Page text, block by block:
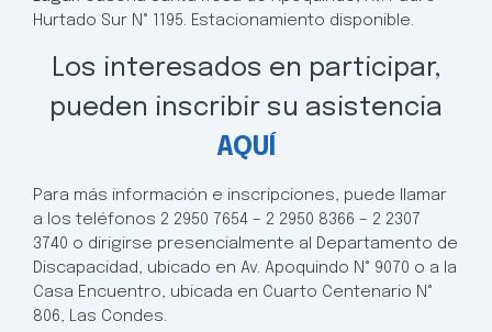
Hurtado Sur N° 1195. Estacionamiento disponible.
Los interesados en participar,
pueden inscribir su asistencia
AQUÍ
Para más información e inscripciones, puede llamar
a los teléfonos 2 2950 7654 – 2 2950 8366 – 2 2307
3740 o dirigirse presencialmente al Departamento de
Discapacidad, ubicado en Av. Apoquindo N° 9070 o a la
Casa Encuentro, ubicada en Cuarto Centenario N°
806, Las Condes.